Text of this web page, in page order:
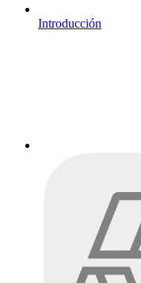
Introducción